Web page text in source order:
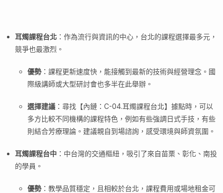
耳燭課程台北 ：作為流行與資訊的中心，台北的課程選擇最多元，
競爭也最激烈。
優勢：課程更新速度快，能接觸到最新的技術與經營理念。國
際級講師或大型研討會也多半在此舉辦。
選擇建議 ：尋找【內鏈：C-04.耳燭課程台北】據點時，可以
多方比較不同機構的課程特色，例如有些強調日式手技，有些
則結合芳療理論。建議親自到場諮詢，感受環境與師資氛圍。
耳燭課程台中 ：中台灣的交通樞紐，吸引了來自苗栗、彰化、南投
的學員。
優勢：教學品質穩定，且相較於台北，課程費用或場地租金可